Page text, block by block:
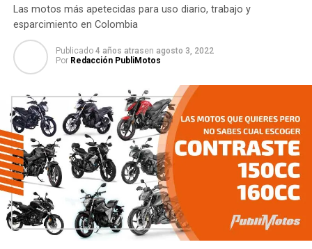
Las motos más apetecidas para uso diario, trabajo y
esparcimiento en Colombia
Publicado 4 años atrasen agosto 3, 2022
Por Redacción PubliMotos